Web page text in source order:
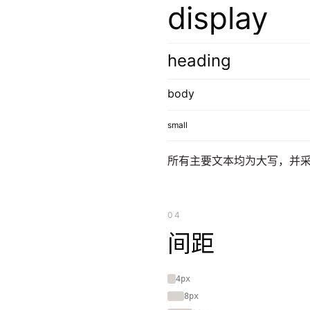
display
heading
body
small
所有主要文本均为大写，并
04
间距
4px
8px